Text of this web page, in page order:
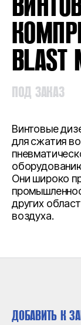
ПОД ЗАКАЗ
Винтовые
для сжатия
Они широко
других
воздуха.
ДОБАВИТЬ К